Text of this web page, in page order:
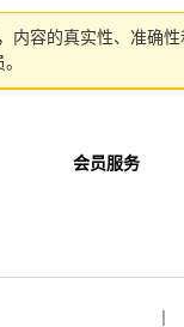
内容的真实性、准确
会员服务